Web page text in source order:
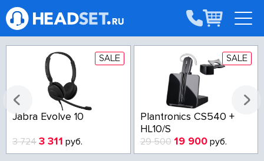
SALE
Jabra Evolve 10
3 724 3 311 руб.
SALE
Plantronics CS540 +
HL10/S
29 500 19 900руб.